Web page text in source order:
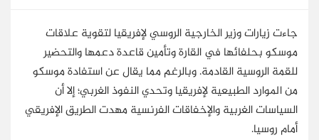
جاءت زيارات وزير الخارجية الروسي لإفريقيا لتقوية علاقات
موسكو بحلفائها في القارة وتأمين قاعدة دعمها والتحضير
للقمة الروسية القادمة. وبالرغم مما يقال عن استفادة موسكو
من الموارد الطبيعية لإفريقيا وتحدي النفوذ الغربي؛ إلا أن
السياسات الغربية والإخفاقات الفرنسية مهدت الطريق الإفريقي
أمام روسيا.